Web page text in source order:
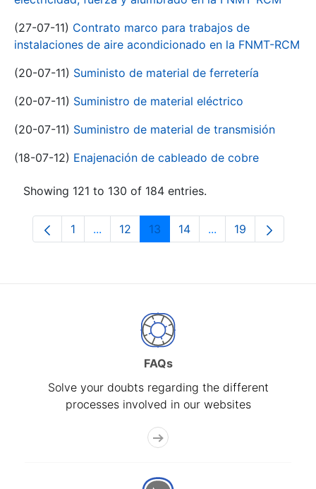
(27-07-11) Contrato marco para trabajos de
instalaciones de aire acondicionado en la FNMT-RCM
(20-07-11) Suministo de material de ferretería
(20-07-11) Suministro de material eléctrico
(20-07-11) Suministro de material de transmisión
(18-07-12) Enajenación de cableado de cobre
Showing 121 to 130 of 184 entries.
Page
1 ...Intermediate Pages Use TAB to navigate.
Page
12 Page
13 Page
14 ...Intermediate
Page
19
FAQs
Solve your doubts regarding the different
processes involved in our websites